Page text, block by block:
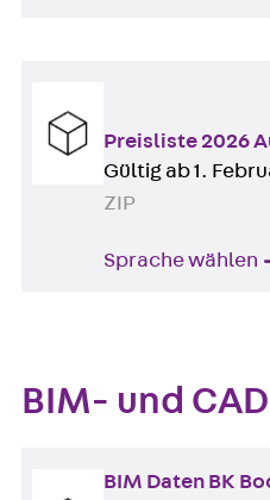
Preisliste 2026
Gültig ab 1.
ZIP
Sprache wählen
BIM- und
BIM Daten BK